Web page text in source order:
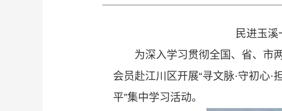
民进玉溪
为深入学习贯彻全国、省、市
会员赴江川区开展“寻文脉·守初心
平”集中学习活动。